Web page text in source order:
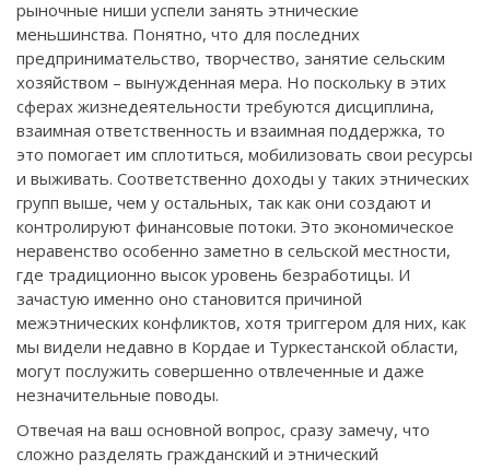
рыночные ниши успели занять этнические
меньшинства. Понятно, что для последних
предпринимательство, творчество, занятие сельским
хозяйством – вынужденная мера. Но поскольку в этих
сферах жизнедеятельности требуются дисциплина,
взаимная ответственность и взаимная поддержка, то
это помогает им сплотиться, мобилизовать свои ресурсы
и выживать. Соответственно доходы у таких этнических
групп выше, чем у остальных, так как они создают и
контролируют финансовые потоки. Это экономическое
неравенство особенно заметно в сельской местности,
где традиционно высок уровень безработицы. И
зачастую именно оно становится причиной
межэтнических конфликтов, хотя триггером для них, как
мы видели недавно в Кордае и Туркестанской области,
могут послужить совершенно отвлеченные и даже
незначительные поводы.
Отвечая на ваш основной вопрос, сразу замечу, что
сложно разделять гражданский и этнический